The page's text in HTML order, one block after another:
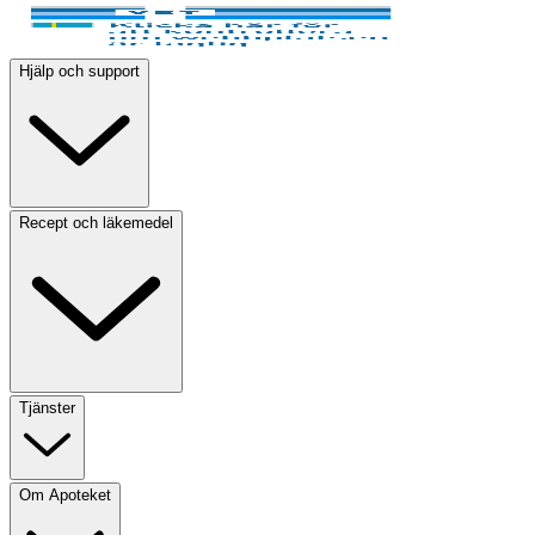
Hjälp och support
Recept och läkemedel
Tjänster
Om Apoteket